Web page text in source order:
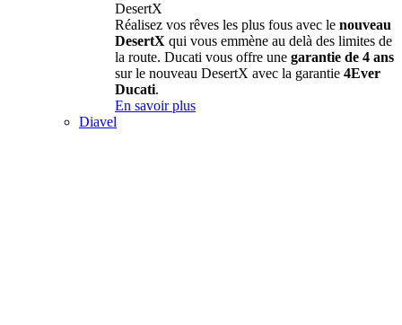
DesertX
Réalisez vos rêves les plus fous avec le nouveau
DesertX qui vous emmène au delà des limites de
la route. Ducati vous offre une garantie de 4 ans
sur le nouveau DesertX avec la garantie 4Ever
Ducati.
En savoir plus
Diavel